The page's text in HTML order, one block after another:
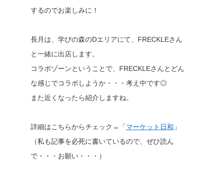
するのでお楽しみに！
長月は、学びの森のDエリアにて、FRECKLEさん
と一緒に出店します。
コラボゾーンということで、FRECKLEさんとどん
な感じでコラボしようか・・・考え中です◎
また近くなったら紹介しますね。
詳細はこちらからチェック→「マーケット日和 」
（私も記事を必死に書いているので、ぜひ読ん
で・・・お願い・・・）